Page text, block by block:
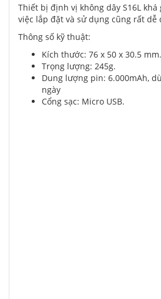
Thiết bị định vị không dây S16L khá
việc lắp đặt và sử dụng cũng rất dễ
Thông số kỹ thuật:
Kích thước: 76 x 50 x 30.5 mm.
Trọng lượng: 245g.
Dung lượng pin: 6.000mAh,
ngày
Cổng sạc: Micro USB.